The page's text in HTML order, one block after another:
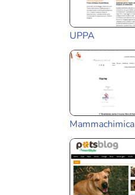
UPPA
Mammachimica